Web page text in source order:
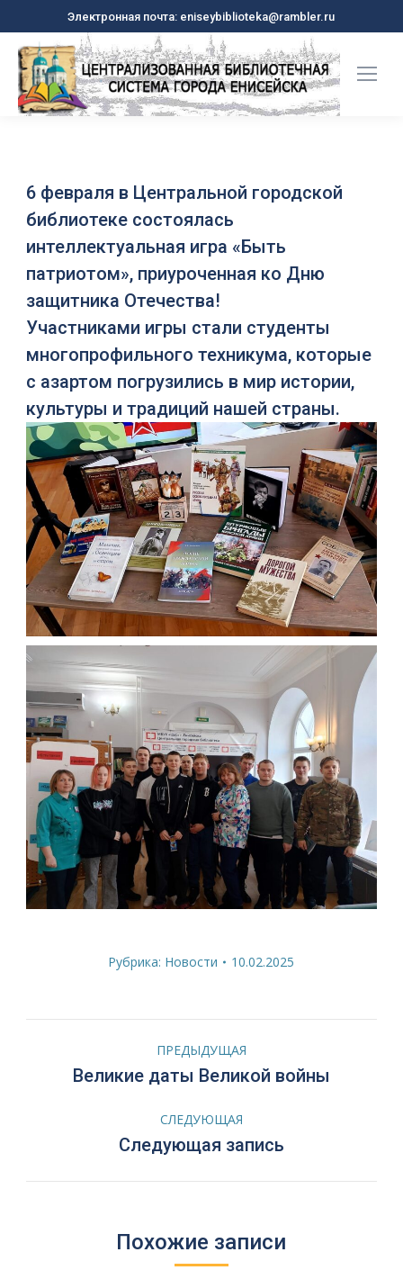
Электронная почта: eniseybiblioteka@rambler.ru
6 февраля в Центральной городской
библиотеке состоялась
интеллектуальная игра «Быть
патриотом», приуроченная ко Дню
защитника Отечества!
Участниками игры стали студенты
многопрофильного техникума, которые
с азартом погрузились в мир истории,
культуры и традиций нашей страны.
Рубрика: Новости 10.02.2025
НавигацияПРЕДЫДУЩАЯ
Предыдущая
Великие даты Великой войны
СЛЕДУЮЩАЯ
Следующая
Следующая запись
Похожие записи